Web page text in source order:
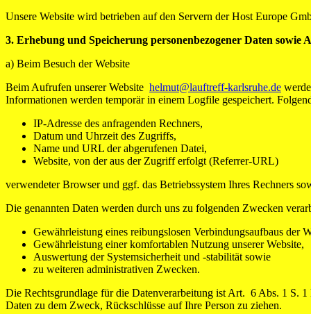
Unsere Website wird betrieben auf den Servern der Host Europe
3. Erhebung und Speicherung personenbezogener Daten
a) Beim Besuch der Website
Beim Aufrufen unserer Website helmut@lauftreff-karlsruhe.de
Informationen werden temporär in einem Logfile gespeichert.
IP-Adresse des anfragenden Rechners,
Datum und Uhrzeit des Zugriffs,
Name und URL der abgerufenen Datei,
Website, von der aus der Zugriff erfolgt (Referrer-URL)
verwendeter Browser und ggf. das Betriebssystem Ihres Rechners
Die genannten Daten werden durch uns zu folgenden Zwecken
Gewährleistung eines reibungslosen Verbindungsaufbaus der
Gewährleistung einer komfortablen Nutzung unserer Website,
Auswertung der Systemsicherheit und -stabilität sowie
zu weiteren administrativen Zwecken.
Die Rechtsgrundlage für die Datenverarbeitung ist Art. 6 Abs. 1 S.
Daten zu dem Zweck, Rückschlüsse auf Ihre Person zu ziehen.